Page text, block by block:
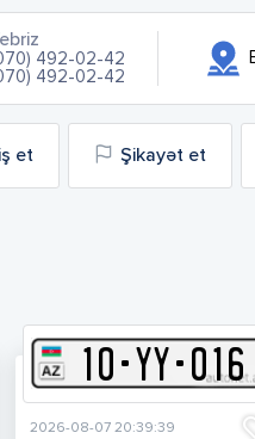
492-02-42
492-02-42
et Şikayət et
10-YY-016
2026-08-07 20:39:39